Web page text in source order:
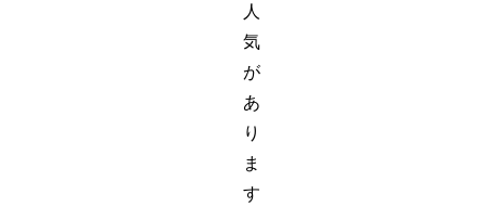
人
気
が
あ
り
ま
す